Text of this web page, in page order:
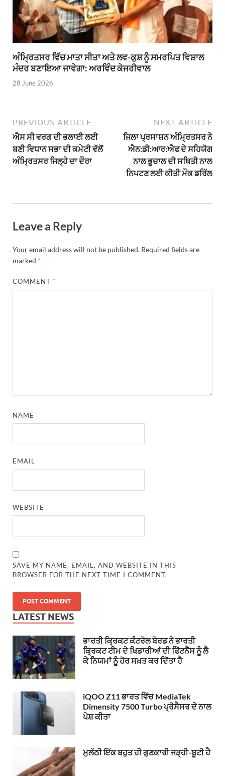
ਅੰਮ੍ਰਿਤਸਰ ਵਿੱਚ ਮਾਤਾ ਸੀਤਾ ਅਤੇ ਲਵ-ਕੁਸ਼ ਨੂੰ ਸਮਰਪਿਤ ਵਿਸ਼ਾਲ
ਮੰਦਰ ਬਣਾਇਆ ਜਾਵੇਗਾ: ਅਰਵਿੰਦ ਕੇਜਰੀਵਾਲ
28 June 2026
PREVIOUS ARTICLE
ਐਸ ਸੀ ਵਰਗ ਦੀ ਭਲਾਈ ਲਈ
ਬਣੀ ਵਿਧਾਨ ਸਭਾ ਦੀ ਕਮੇਟੀ ਵੱਲੋਂ
ਅੰਮ੍ਰਿਤਸਰ ਜਿਲ੍ਹੇ ਦਾ ਦੌਰਾ
NEXT ARTICLE
ਜਿਲਾ ਪ੍ਰਸਾਸ਼ਨ ਅੰਮ੍ਰਿਤਸਰ ਨੇ
ਐਨ:ਡੀ:ਆਰ:ਐਫ ਦੇ ਸਹਿਯੋਗ
ਨਾਲ ਭੂਚਾਲ ਦੀ ਸਥਿਤੀ ਨਾਲ
ਨਿਪਟਣ ਲਈ ਕੀਤੀ ਮੌਕ ਡਰਿੱਲ
Leave a Reply
Your email address will not be published. Required fields are
marked *
COMMENT *
NAME
EMAIL
WEBSITE
SAVE MY NAME, EMAIL, AND WEBSITE IN THIS
BROWSER FOR THE NEXT TIME I COMMENT.
LATEST NEWS
ਭਾਰਤੀ ਕ੍ਰਿਕਟ ਕੰਟਰੋਲ ਬੋਰਡ ਨੇ ਭਾਰਤੀ
ਕ੍ਰਿਕਟ ਟੀਮ ਦੇ ਖਿਡਾਰੀਆਂ ਦੀ ਫਿੱਟਨੈੱਸ ਨੂੰ ਲੈ
ਕੇ ਨਿਯਮਾਂ ਨੂੰ ਹੋਰ ਸਖ਼ਤ ਕਰ ਦਿੱਤਾ ਹੈ
iQOO Z11 ਭਾਰਤ ਵਿੱਚ MediaTek
Dimensity 7500 Turbo ਪ੍ਰੋਸੈਸਰ ਦੇ ਨਾਲ
ਪੇਸ਼ ਕੀਤਾ
ਮੁਲੱਠੀ ਇੱਕ ਬਹੁਤ ਹੀ ਗੁਣਕਾਰੀ ਜੜ੍ਹੀ-ਬੂਟੀ ਹੈ